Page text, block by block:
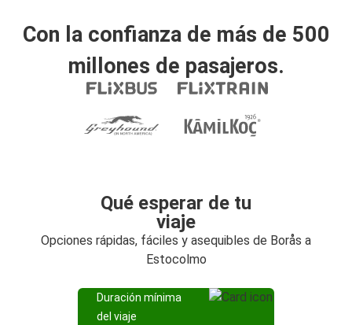
Con la confianza de más de 500
millones de pasajeros.
Qué esperar de tu
viaje
Opciones rápidas, fáciles y asequibles de Borås a
Estocolmo
Duración mínima
del viaje